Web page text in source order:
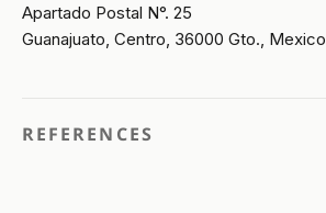
Apartado Postal N°. 25
Guanajuato, Centro, 36000 Gto., Mexico
REFERENCES